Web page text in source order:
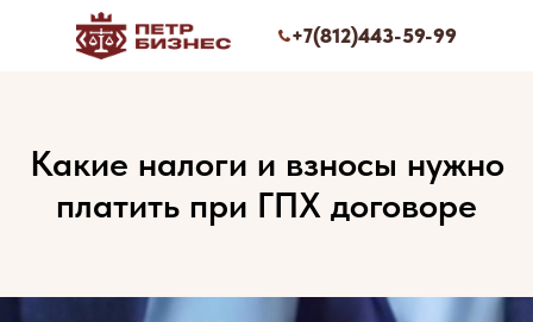
+7(812)443-59-99
Какие налоги и взносы нужно
платить при ГПХ договоре